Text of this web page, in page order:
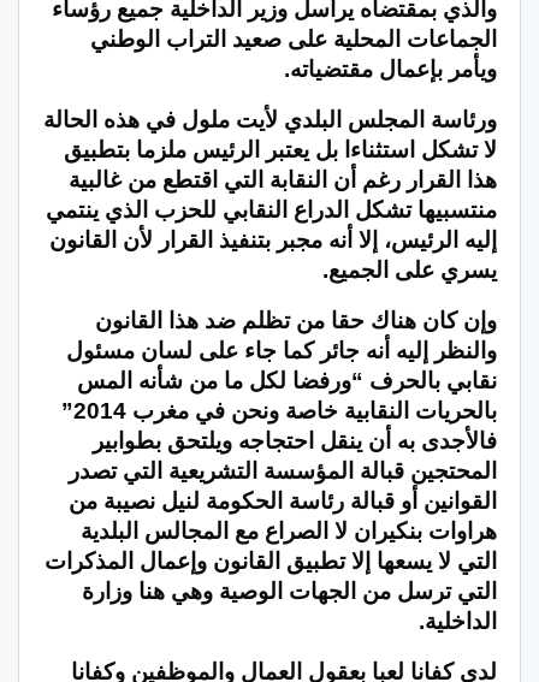
والذي بمقتضاه يراسل وزير الداخلية جميع رؤساء
الجماعات المحلية على صعيد التراب الوطني
ويأمر بإعمال مقتضياته.
ورئاسة المجلس البلدي لأيت ملول في هذه الحالة
لا تشكل استثناءا بل يعتبر الرئيس ملزما بتطبيق
هذا القرار رغم أن النقابة التي اقتطع من غالبية
منتسبيها تشكل الدراع النقابي للحزب الذي ينتمي
إليه الرئيس، إلا أنه مجبر بتنفيذ القرار لأن القانون
يسري على الجميع.
وإن كان هناك حقا من تظلم ضد هذا القانون
والنظر إليه أنه جائر كما جاء على لسان مسئول
نقابي بالحرف “ورفضا لكل ما من شأنه المس
بالحريات النقابية خاصة ونحن في مغرب 2014”
فالأجدى به أن ينقل احتجاجه ويلتحق بطوابير
المحتجين قبالة المؤسسة التشريعية التي تصدر
القوانين أو قبالة رئاسة الحكومة لنيل نصيبة من
هراوات بنكيران لا الصراع مع المجالس البلدية
التي لا يسعها إلا تطبيق القانون وإعمال المذكرات
التي ترسل من الجهات الوصية وهي هنا وزارة
الداخلية.
لدى كفانا لعبا بعقول العمال والموظفين وكفانا